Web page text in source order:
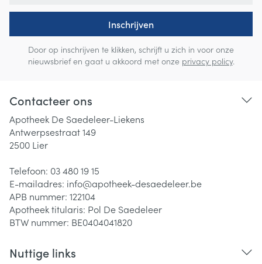
Inschrijven
Door op inschrijven te klikken, schrijft u zich in voor onze
nieuwsbrief en gaat u akkoord met onze privacy policy.
Contacteer ons
Apotheek De Saedeleer-Liekens
Antwerpsestraat 149
2500 Lier
Telefoon: 03 480 19 15
E-mailadres: info@apotheek-desaedeleer.be
APB nummer: 122104
Apotheek titularis: Pol De Saedeleer
BTW nummer: BE0404041820
Nuttige links